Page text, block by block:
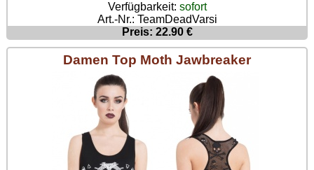
Verfügbarkeit: sofort
Art.-Nr.: TeamDeadVarsi
Preis: 22.90 €
Damen Top Moth Jawbreaker